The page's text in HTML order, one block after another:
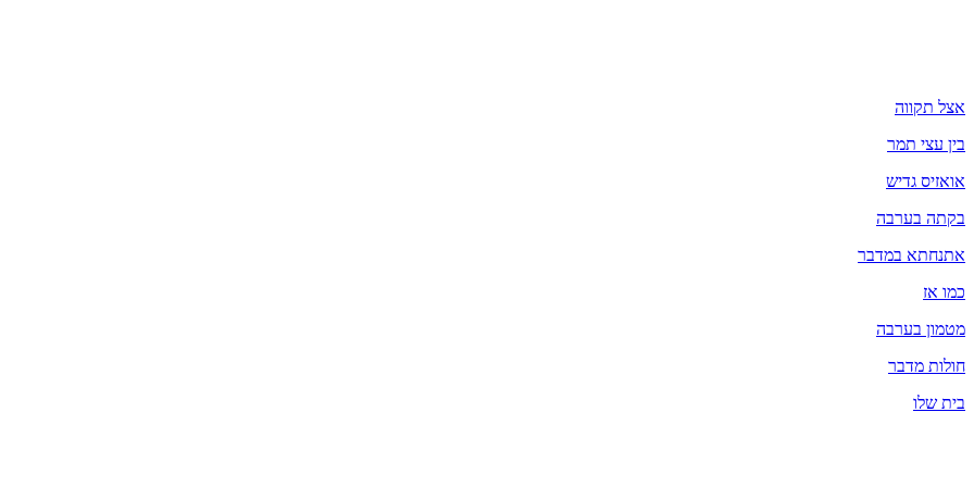
אצל תקווה
בין עצי תמר
אואזיס גדיש
בקתה בערבה
אתנחתא במדבר
כמו אז
מטמון בערבה
חולות מדבר
בית שלו